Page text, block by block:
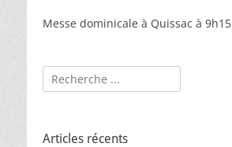
Messe dominicale à Quissac à 9h15
Rechercher :
Articles récents